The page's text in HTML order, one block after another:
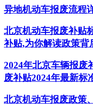
异地机动车报废流程
北京机动车报废补贴
补贴,为你解读政策背
2024年北京车辆报废
废补贴2024年最新标
北京机动车报废政策